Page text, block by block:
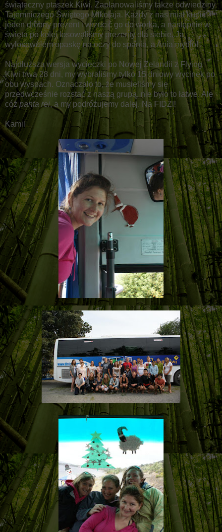
świąteczny ptaszek Kiwi. Zaplanowaliśmy także odwiedziny
Tajemniczego Świętego Mikołaja. Każdy z nas miał kupić
jeden drobny prezent i wrzucić go do worka, a następnie w
święta po kolei losowaliśmy prezenty dla siebie. Ja
wylosowałem opaskę na oczy do spania, a Ania mydło!
Najdłuższa wersja wycieczki po Nowej Zelandii z Flying
Kiwi trwa 28 dni, my wybraliśmy tylko 15 dniowy wycinek po
obu wyspach. Oznaczało to, że musieliśmy się
przedwcześnie rozstać z naszą grupą, nie było to łatwe. Ale
cóżpanta rei, a my podróżujemy dalej. Na FIDŻI!
Kamil